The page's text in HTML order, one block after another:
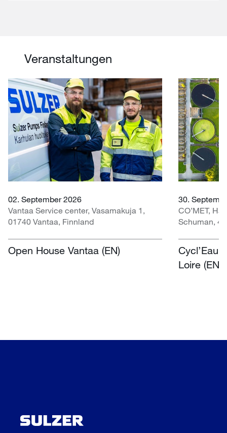
Veranstaltungen
02. September 2026
Vantaa Service center, Vasamakuja 1,
01740 Vantaa, Finnland
Open House Vantaa (EN)
30.
CO’MET,
Schuman,
Cycl’Eau
Loire (EN)